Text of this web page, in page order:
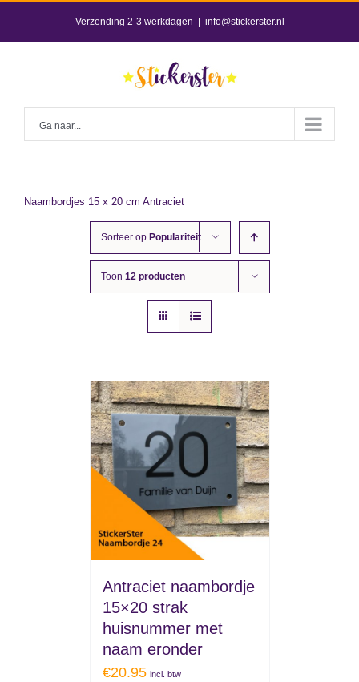
content
Verzending 2-3 werkdagen info@stickerster.nl
Ga naar...
Naambordjes 15 x 20 cm Antraciet
Sorteer op Populariteit
Toon 12 producten
Antraciet naambordje
15×20 strak
huisnummer met
naam eronder
€20.95 incl. btw